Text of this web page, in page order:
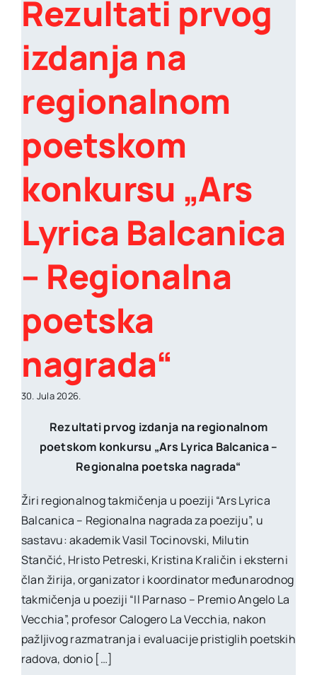
Rezultati prvog
izdanja na
regionalnom
poetskom
konkursu „Ars
Lyrica Balcanica
– Regionalna
poetska
nagrada“
30. Jula 2026.
Rezultati prvog izdanja na regionalnom
poetskom konkursu „Ars Lyrica Balcanica –
Regionalna poetska nagrada“
Žiri regionalnog takmičenja u poeziji “Ars Lyrica
Balcanica – Regionalna nagrada za poeziju”, u
sastavu: akademik Vasil Tocinovski, Milutin
Stančić, Hristo Petreski, Kristina Kraličin i eksterni
član žirija, organizator i koordinator međunarodnog
takmičenja u poeziji “Il Parnaso – Premio Angelo La
Vecchia”, profesor Calogero La Vecchia, nakon
pažljivog razmatranja i evaluacije pristiglih poetskih
radova, donio […]